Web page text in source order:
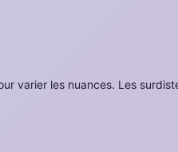
varier les nuances. Les